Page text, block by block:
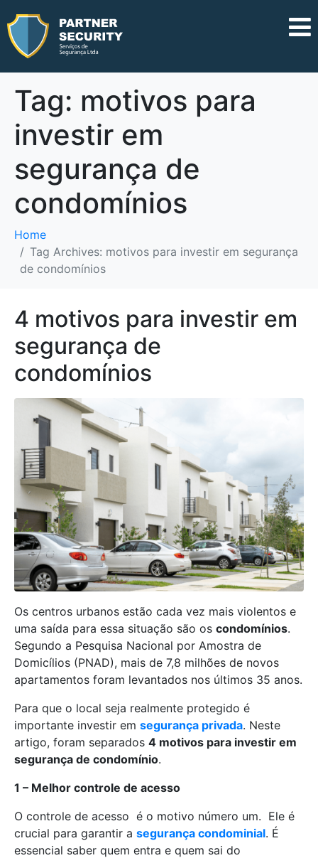
Tag: motivos para
investir em
segurança de
condomínios
Home
Tag Archives: motivos para investir em segurança
de condomínios
4 motivos para investir em
segurança de
condomínios
Os centros urbanos estão cada vez mais violentos e
uma saída para essa situação são os condomínios.
Segundo a Pesquisa Nacional por Amostra de
Domicílios (PNAD), mais de 7,8 milhões de novos
apartamentos foram levantados nos últimos 35 anos.
Para que o local seja realmente protegido é
importante investir em segurança privada. Neste
artigo, foram separados 4 motivos para investir em
segurança de condomínio.
1 – Melhor controle de acesso
O controle de acesso é o motivo número um. Ele é
crucial para garantir a segurança condominial. É
essencial saber quem entra e quem sai do